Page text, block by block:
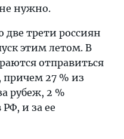
нужно.
две трети россиян
этим летом. В
отправиться
причем 27 % из
рубеж, 2 %
и за ее